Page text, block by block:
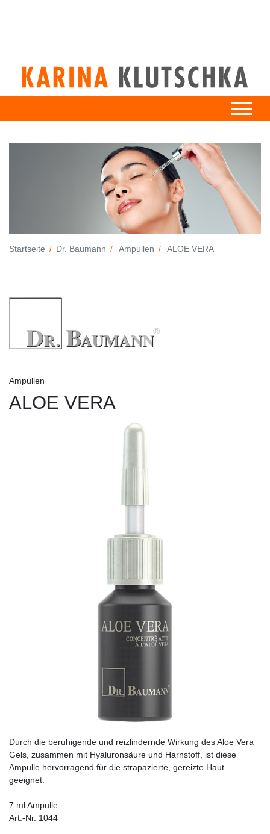
Startseite Dr. Baumann Ampullen ALOE VERA
Ampullen
ALOE VERA
Durch die beruhigende und reizlindernde Wirkung des Aloe Vera
Gels, zusammen mit Hyaluronsäure und Harn­stoff, ist diese
Ampulle hervorragend für die strapazierte, gereizte Haut
geeignet.
7 ml Ampulle
Art.-Nr. 1044